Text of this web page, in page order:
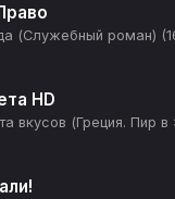
(Служебный роман)
HD
вкусов (Греция. Пир в